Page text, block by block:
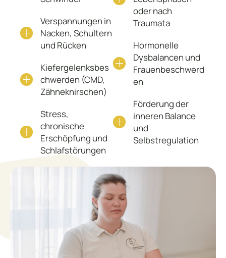
Verspannungen in
Nacken, Schultern
und Rücken
Kiefergelenksbes
chwerden (CMD,
Zähneknirschen)
Stress,
chronische
Erschöpfung und
Schlafstörungen
oder nach
Traumata
Hormonelle
Dysbalancen und
Frauenbeschwerd
en
Förderung der
inneren Balance
und
Selbstregulation